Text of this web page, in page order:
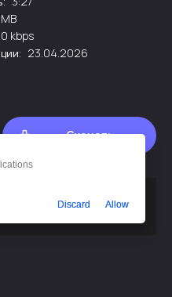
kbps
23.04.2026
Скачать
Құрдастар или
Discard Allow